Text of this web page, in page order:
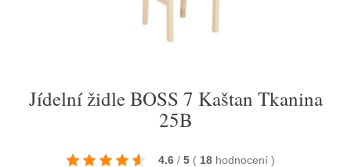
Jídelní židle BOSS 7 Kaštan Tkanina
25B
4.6 / 5 ( 18 hodnocení )